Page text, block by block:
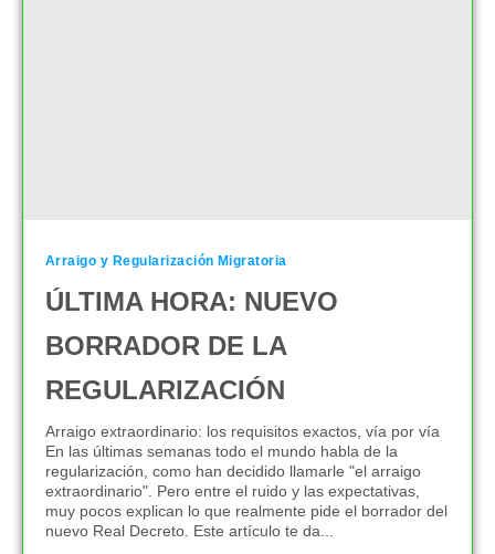
Arraigo y Regularización Migratoria
ÚLTIMA HORA: NUEVO
BORRADOR DE LA
REGULARIZACIÓN
Arraigo extraordinario: los requisitos exactos, vía por vía
En las últimas semanas todo el mundo habla de la
regularización, como han decidido llamarle "el arraigo
extraordinario". Pero entre el ruido y las expectativas,
muy pocos explican lo que realmente pide el borrador del
nuevo Real Decreto. Este artículo te da...